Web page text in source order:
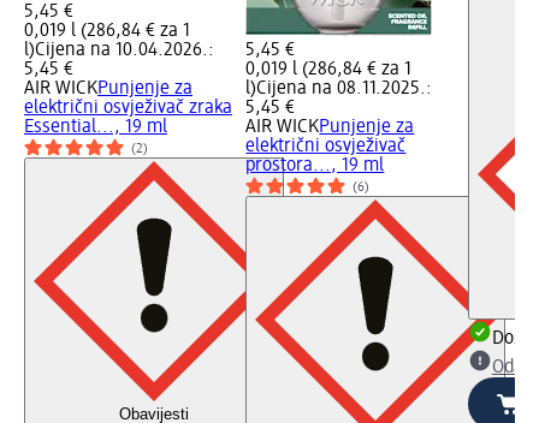
5,45 €
0,019 l (286,84 € za 1
l)Cijena na 10.04.2026.:
5,45 €
AIR WICKPunjenje za
električni osvježivač zraka
Essential..., 19 ml
(2)
Obavijesti
5,45 €
0,019 l (286,84 € za 1
l)Cijena na 08.11.2025.:
5,45 €
AIR WICKPunjenje za
električni osvježivač
prostora..., 19 ml
(6)